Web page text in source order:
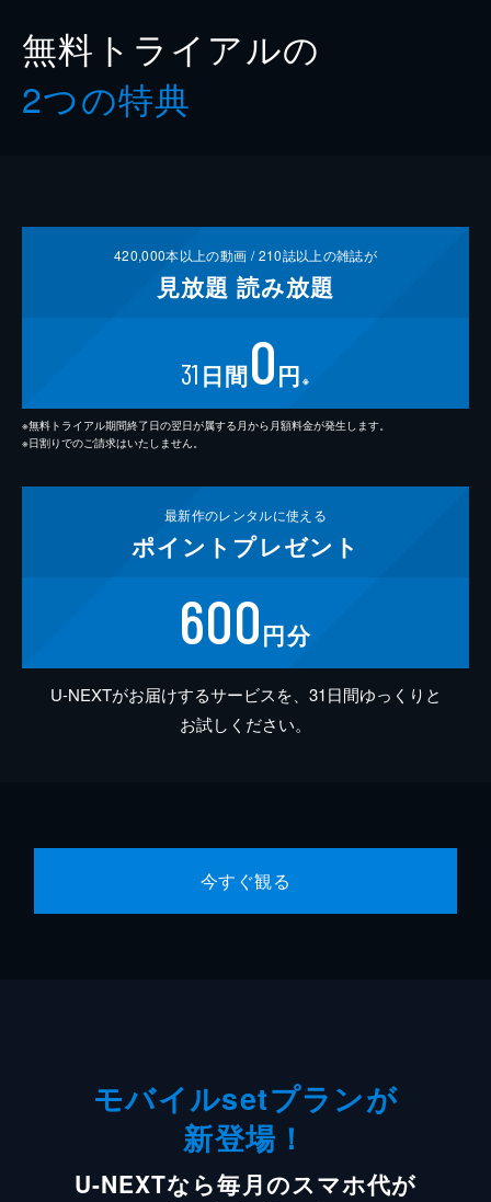
無料トライアルの
2つの特典
420,000本以上の動画 /210誌以上の雑誌が
見放題 読み放題
31 日間0円 ※
※無料トライアル期間終了日の翌日が属する月から月額料金が発生します。
※日割りでのご請求はいたしません。
最新作のレンタルに使える
ポイント プレゼント
600円分
U-NEXTがお届けするサービスを、31日間ゆっくりと
お試しください。
今すぐ観る
モバイルsetプランが
新登場！
U-NEXTなら毎月のスマホ代が